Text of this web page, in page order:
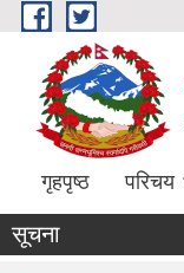
Skip to main content
गृहपृष्ठ परिचय
सूचना